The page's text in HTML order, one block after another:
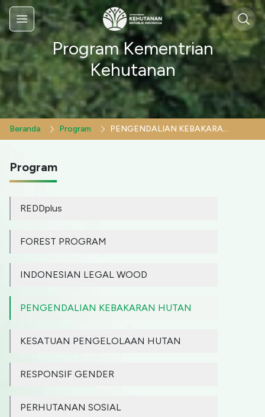
Menu
Program Kementrian
Kehutanan
Beranda Program PENGENDALIAN KEBAKARAN HUTAN
Program
REDDplus
FOREST PROGRAM
INDONESIAN LEGAL WOOD
PENGENDALIAN KEBAKARAN HUTAN
KESATUAN PENGELOLAAN HUTAN
RESPONSIF GENDER
PERHUTANAN SOSIAL